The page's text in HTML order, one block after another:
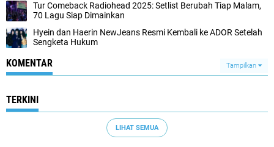
Tur Comeback Radiohead 2025: Setlist Berubah Tiap Malam,
70 Lagu Siap Dimainkan
Hyein dan Haerin NewJeans Resmi Kembali ke ADOR Setelah
Sengketa Hukum
KOMENTAR Tampilkan
TERKINI
LIHAT SEMUA